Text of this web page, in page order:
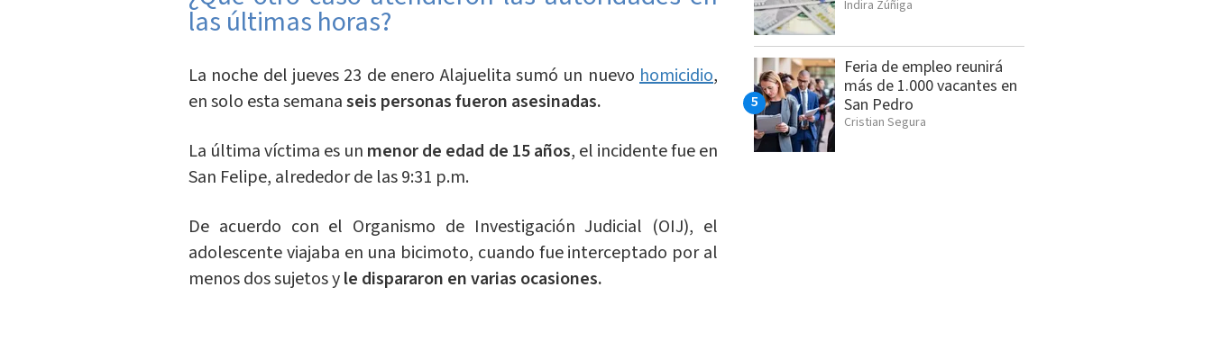
las últimas horas?
La noche del jueves 23 de enero Alajuelita sumó un nuevo homicidio,
en solo esta semanaseis personas fueron asesinadas.
La última víctima es un menor de edad de 15 años, el incidente fue en
San Felipe, alrededor de las 9:31 p.m.
De acuerdo con el Organismo de Investigación Judicial (OIJ), el
adolescente viajaba en una bicimoto, cuando fue interceptado por al
menos dos sujetos yle dispararon en varias ocasiones.
Indira Zúñiga
Feria de empleo reunirá
más de 1.000 vacantes en
San Pedro
Cristian Segura